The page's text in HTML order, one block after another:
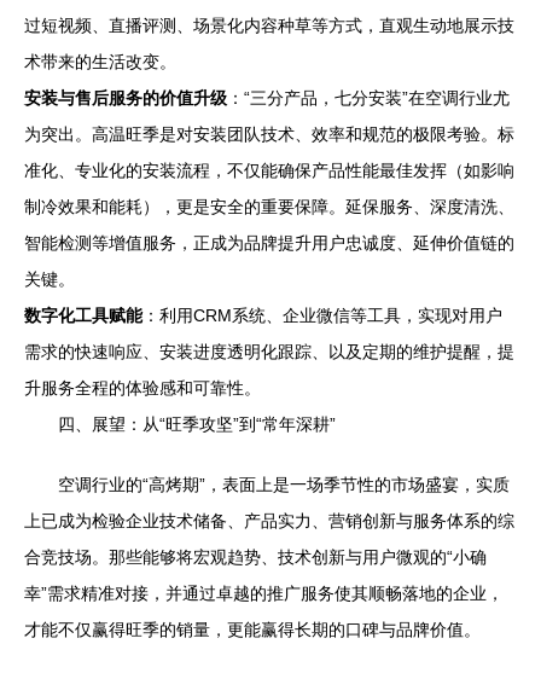
过短视频、直播评测、场景化内容种草等方式，直观生动地展示技
术带来的生活改变。
安装与售后服务的价值升级 ：“三分产品，七分安装”在空调行业尤
为突出。高温旺季是对安装团队技术、效率和规范的极限考验。标
准化、专业化的安装流程，不仅能确保产品性能最佳发挥（如影响
制冷效果和能耗），更是安全的重要保障。延保服务、深度清洗、
智能检测等增值服务，正成为品牌提升用户忠诚度、延伸价值链的
关键。
数字化工具赋能：利用CRM系统、企业微信等工具，实现对用户
需求的快速响应、安装进度透明化跟踪、以及定期的维护提醒，提
升服务全程的体验感和可靠性。
四、展望：从“旺季攻坚”到“常年深耕”
空调行业的“高烤期”，表面上是一场季节性的市场盛宴，实质
上已成为检验企业技术储备、产品实力、营销创新与服务体系的综
合竞技场。那些能够将宏观趋势、技术创新与用户微观的“小确
幸”需求精准对接，并通过卓越的推广服务使其顺畅落地的企业，
才能不仅赢得旺季的销量，更能赢得长期的口碑与品牌价值。